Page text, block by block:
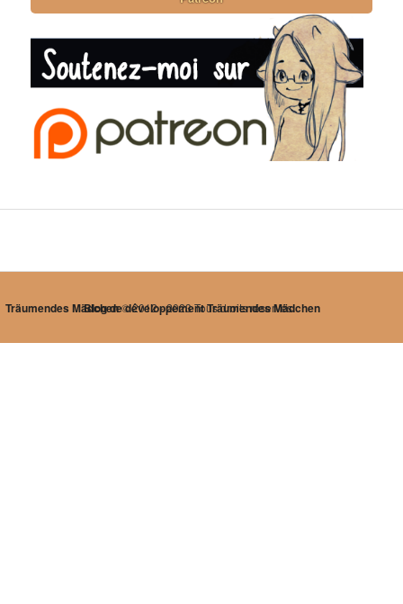
Blog de développement Träumendes Mädchen
Träumendes Mädchen© 2012 - 2023 Tous droits réservés.